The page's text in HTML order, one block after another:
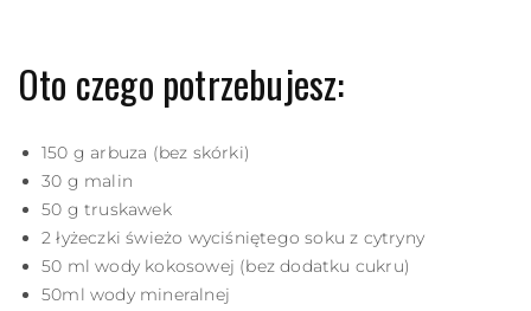
Oto czego potrzebujesz:
150 g arbuza (bez skórki)
30 g malin
50 g truskawek
2 łyżeczki świeżo wyciśniętego soku z cytryny
50 ml wody kokosowej (bez dodatku cukru)
50ml wody mineralnej